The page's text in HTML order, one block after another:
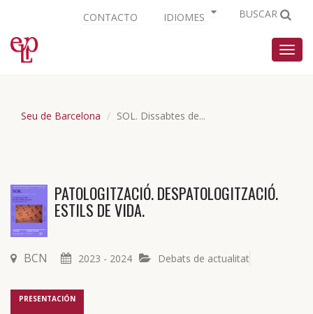
CONTACTO IDIOMES BUSCAR
Seu de Barcelona SOL. Dissabtes de...
PATOLOGITZACIÓ. DESPATOLOGITZACIÓ.
ESTILS DE VIDA.
BCN 2023 - 2024 Debats de actualitat
PRESENTACIÓN